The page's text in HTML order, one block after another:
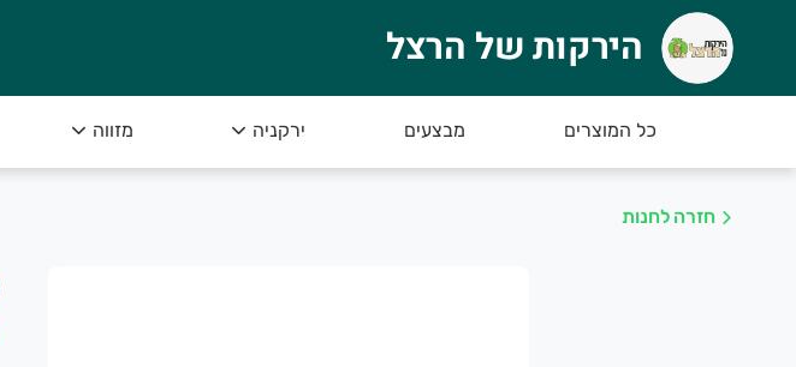
הירקות של הרצלהירקות של הרצל
כל המוצרים מבצעים ירקניה מזווה
חזרה לחנות